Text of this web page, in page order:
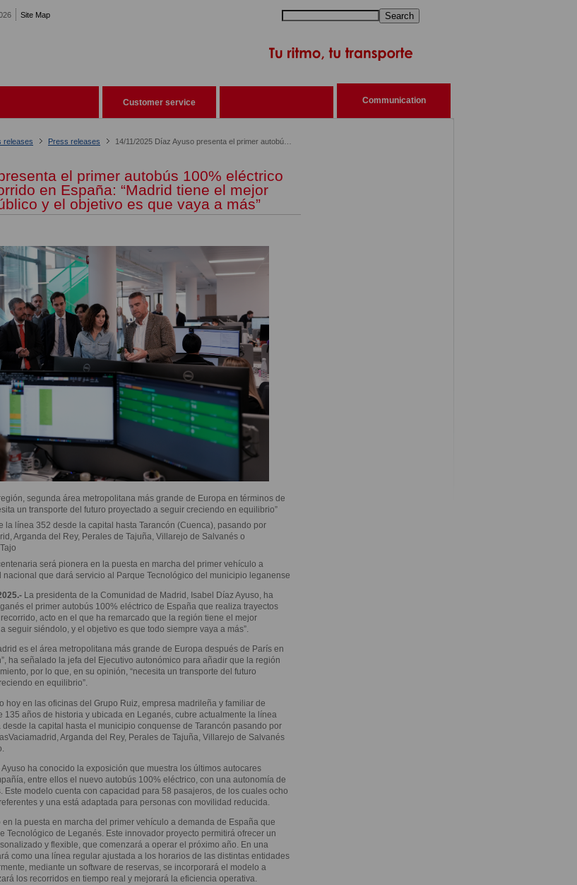
Site Map Search
Customer service Communication
releases Press releases
el primer autobús 100% eléctrico
en España: “Madrid tiene el mejor
y el objetivo es que vaya a más”
segunda área metropolitana más grande de Europa en términos de
un transporte del futuro proyectado a seguir creciendo en equilibrio”
la línea 352 desde la capital hasta Tarancón (Cuenca), pasando por
Arganda del Rey, Perales de Tajuña, Villarejo de Salvanés o
será pionera en la puesta en marcha del primer vehículo a
nacional que dará servicio al Parque Tecnológico del municipio leganense
La presidenta de la Comunidad de Madrid, Isabel Díaz Ayuso, ha
el primer autobús 100% eléctrico de España que realiza trayectos
acto en el que ha remarcado que la región tiene el mejor
seguir siéndolo, y el objetivo es que todo siempre vaya a más”.
es el área metropolitana más grande de Europa después de París en
ha señalado la jefa del Ejecutivo autonómico para añadir que la región
por lo que, en su opinión, “necesita un transporte del futuro
en equilibrio”.
hoy en las oficinas del Grupo Ruiz, empresa madrileña y familiar de
135 años de historia y ubicada en Leganés, cubre actualmente la línea
la capital hasta el municipio conquense de Tarancón pasando por
Arganda del Rey, Perales de Tajuña, Villarejo de Salvanés
ha conocido la exposición que muestra los últimos autocares
entre ellos el nuevo autobús 100% eléctrico, con una autonomía de
Este modelo cuenta con capacidad para 58 pasajeros, de los cuales ocho
y una está adaptada para personas con movilidad reducida.
la puesta en marcha del primer vehículo a demanda de España que
Tecnológico de Leganés. Este innovador proyecto permitirá ofrecer un
y flexible, que comenzará a operar el próximo año. En una
como una línea regular ajustada a los horarios de las distintas entidades
mediante un software de reservas, se incorporará el modelo a
los recorridos en tiempo real y mejorará la eficiencia operativa.